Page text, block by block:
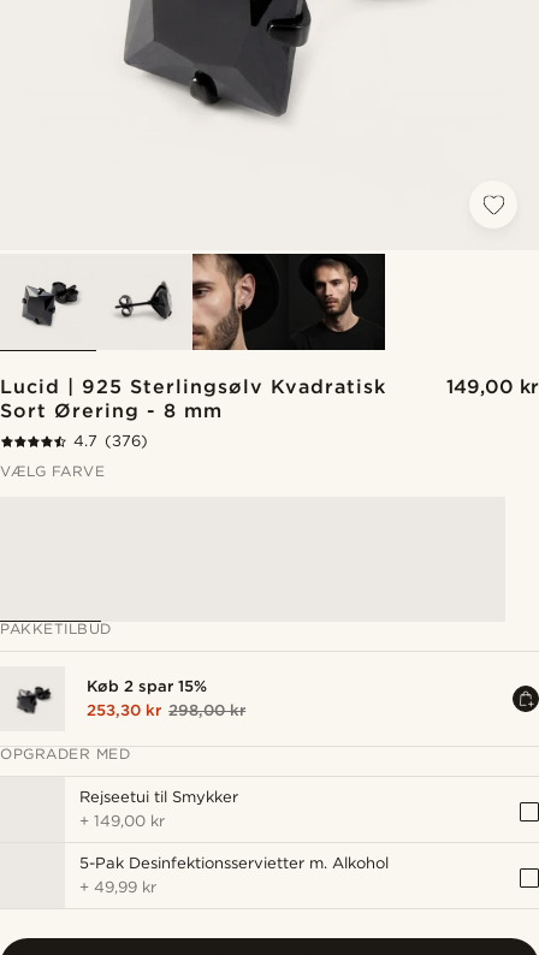
Lucid | 925 Sterlingsølv Kvadratisk
Sort Ørering - 8 mm
149,00 kr
4.7 (376)
VÆLG FARVE
PAKKETILBUD
Køb 2 spar 15%
253,30 kr 298,00 kr
OPGRADER MED
Rejseetui til Smykker
+149,00 kr
5-Pak Desinfektionsservietter m. Alkohol
+49,99 kr